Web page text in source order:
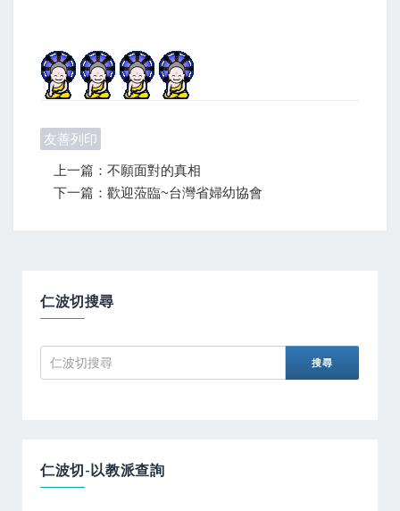
友善列印
上一篇：不願面對的真相
下一篇：歡迎蒞臨~台灣省婦幼協會
仁波切搜尋
仁波切-以教派查詢